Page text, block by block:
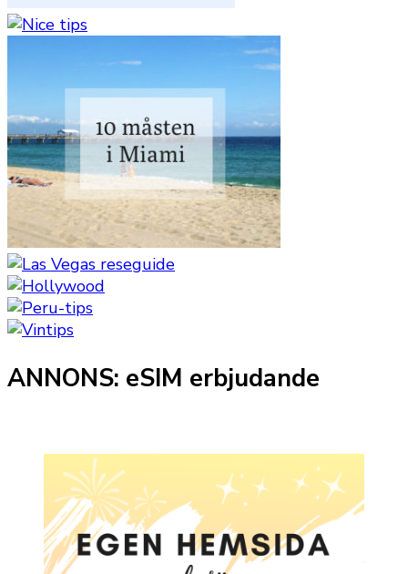
ANNONS: eSIM erbjudande